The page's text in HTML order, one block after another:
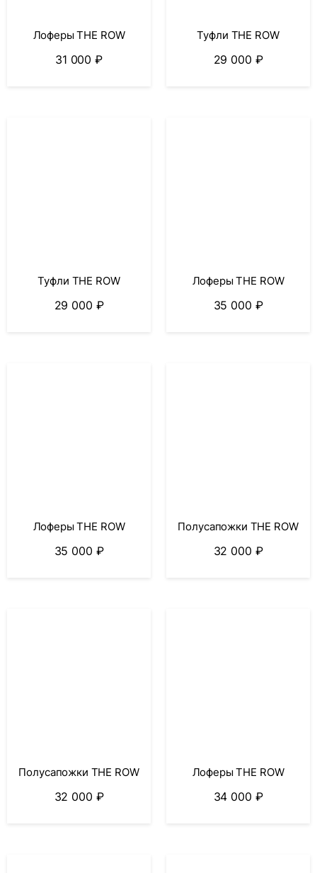
Лоферы THE ROW
31 000₽
Туфли THE ROW
29 000 ₽
Туфли THE ROW
29 000 ₽
Лоферы THE ROW
35 000 ₽
Лоферы THE ROW
35 000 ₽
Полусапожки THE ROW
32 000 ₽
Полусапожки THE ROW
32 000 ₽
Лоферы THE ROW
34 000 ₽